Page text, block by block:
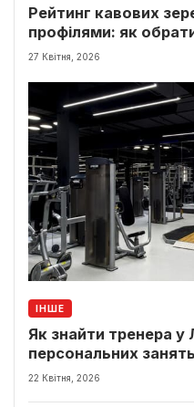
Рейтинг кавових
профілями: як
27 Квітня, 2026
ІНШЕ
Як знайти тренера у
персональних занять
22 Квітня, 2026